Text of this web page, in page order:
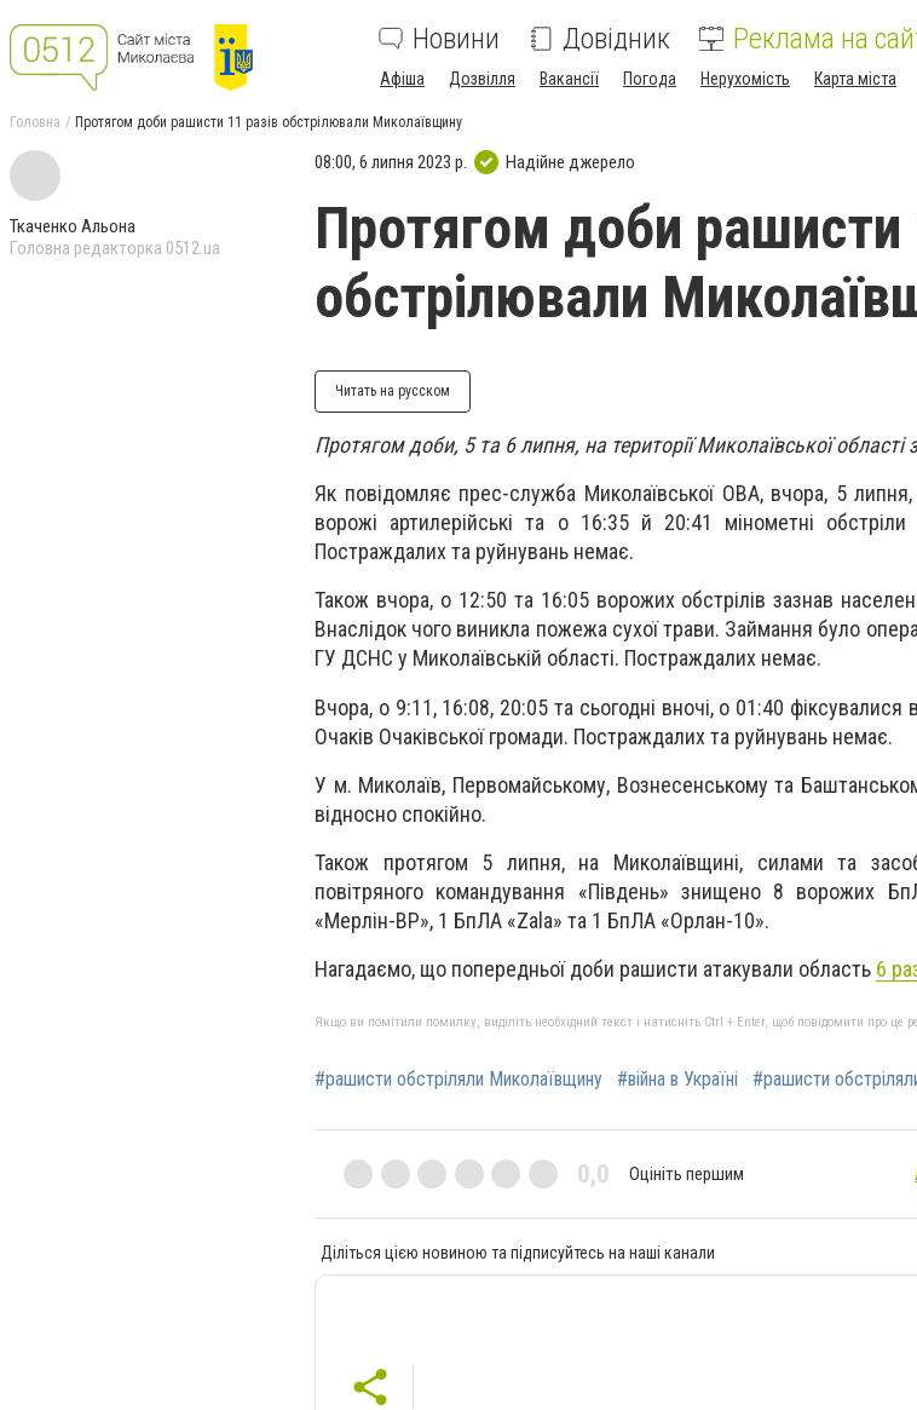
Новини Довідник Реклама на
Афіша Дозвілля Вакансії Погода Нерухомість Карта міста
Головна Протягом доби рашисти 11 разів обстрілювали Миколаївщину
Ткаченко Альона
Головна редакторка 0512.ua
08:00, 6 липня 2023 р. Надійне джерело
Протягом доби рашисти
обстрілювали
Читать на русском
Протягом доби, 5 та 6 липня, на території Миколаївської
Як повідомляє прес-служба Миколаївської ОВА, вчора, 5
ворожі артилерійські та о 16:35 й 20:41 мінометні обстріли
Постраждалих та руйнувань немає.
Також вчора, о 12:50 та 16:05 ворожих обстрілів зазнав
Внаслідок чого виникла пожежа сухої трави. Займання було
ГУ ДСНС у Миколаївській області. Постраждалих немає.
Вчора, о 9:11, 16:08, 20:05 та сьогодні вночі, о 01:40 фіксувалися
Очаків Очаківської громади. Постраждалих та руйнувань немає.
У м. Миколаїв, Первомайському, Вознесенському та
відносно спокійно.
Також протягом 5 липня, на Миколаївщині, силами та
повітряного командування «Південь» знищено 8 ворожих
«Мерлін-ВР», 1 БпЛА «Zala» та 1 БпЛА «Орлан-10».
Нагадаємо, що попередньої доби рашисти атакували область 6
Якщо ви помітили помилку, виділіть необхідний текст і натисніть Ctrl + Enter, щоб повідомити про це
#рашисти обстріляли Миколаївщину #війна в Україні #рашисти
0,0 Оцініть першим
Діліться цією новиною та підписуйтесь на наші канали